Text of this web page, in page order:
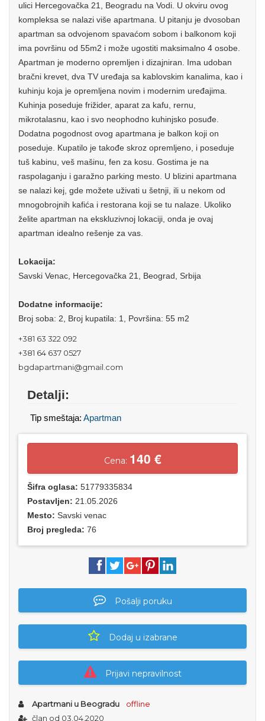
ulici Hercegovačka 21, Beogradu na Vodi. U okviru ovog
kompleksa se nalazi više apartmana. U pitanju je dvosoban
apartman sa odvojenom spavaćom sobom i balkonom koji
ima površinu od 55m2 i može ugostiti maksimalno 4 osobe.
Apartman je moderno opremljen i dizajniran. Ima udoban
bračni krevet, dva TV uređaja sa kablovskim kanalima, kao i
kuhinju koja je opremljena novim i modernim uređajima.
Kuhinja poseduje frižider, aparat za kafu, rernu,
mikrotalasnu, kao i svo neophodno kuhinjsko posuđe.
Dodatna pogodnost ovog apartmana je balkon koji on
poseduje. Kupatilo je takođe skroz opremljeno, i poseduje
tuš kabinu, veš mašinu, fen za kosu. Gostima je na
raspolaganju i garažno parking mesto. U blizini apartmana
se nalazi kej, gde možete uživati u šetnji, ili u nekom od
mnogobrojnih kafića i restorana koji se tu nalaze. Ukoliko
želite apartman na ekskluzivnoj lokaciji, onda je ovaj
apartman idealno rešenje za vas.
Lokacija:
Savski Venac, Hercegovačka 21, Beograd, Srbija
Dodatne informacije:
Broj soba: 2, Broj kupatila: 1, Površina: 55 m2
+381 63 322 092
+381 64 637 0527
bgdapartmani@gmail.com
Detalji:
Tip smeštaja: Apartman
Cena: 140 €
Šifra oglasa: 51779335834
Postavljen: 21.05.2026
Mesto: Savski venac
Broj pregleda: 76
Pošalji poruku
Dodaj u izabrane
Prijavi nepravilnost
Apartmani u Beogradu
offline
član od 03.04.2020